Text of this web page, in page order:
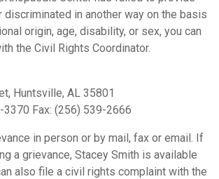
in another way on the basis
origin, age, disability, or sex, you can
the Civil Rights Coordinator.
Huntsville, AL 35801
3370 Fax: (256) 539-2666
in person or by mail, fax or email. If
a grievance, Stacey Smith is available
also file a civil rights complaint with the